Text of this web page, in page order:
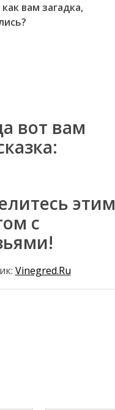
вам загадка,
вот вам
этим
с
Vinegred.Ru